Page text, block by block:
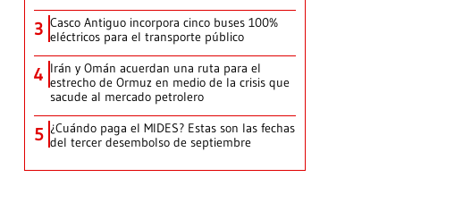
3 Casco Antiguo incorpora cinco buses 100%
eléctricos para el transporte público
4 Irán y Omán acuerdan una ruta para el
estrecho de Ormuz en medio de la crisis que
sacude al mercado petrolero
5 ¿Cuándo paga el MIDES? Estas son las fechas
del tercer desembolso de septiembre